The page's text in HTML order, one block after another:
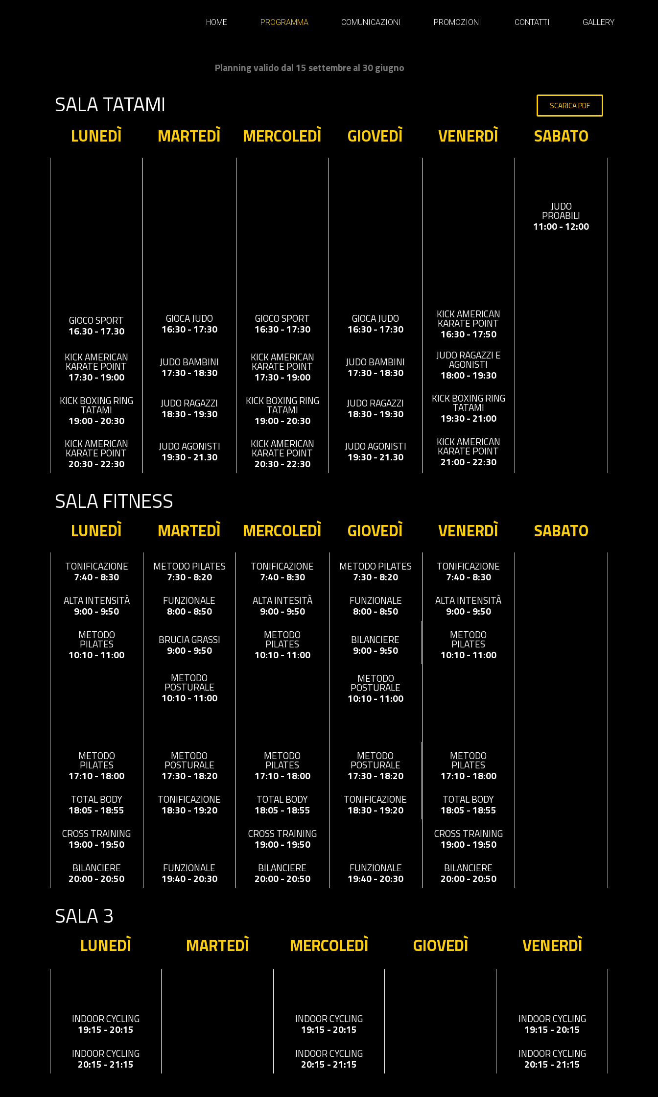
HOME PROGRAMMA COMUNICAZIONI PROMOZIONI CONTATTI GALLERY
Planning valido dal 15 settembre al 30 giugno
SALA TATAMI SCARICA PDF
LUNEDÌ MARTEDÌ MERCOLEDÌ GIOVEDÌ VENERDÌ SABATO
JUDO
PROABILI
11:00 - 12:00
GIOCO SPORT
16.30 - 17.30
GIOCA JUDO
16:30 - 17:30
GIOCO SPORT
16:30 - 17:30
GIOCA JUDO
16:30 - 17:30
KICK AMERICAN
KARATE POINT
16:30 - 17:50
KICK AMERICAN
KARATE POINT
17:30 - 19:00
JUDO BAMBINI
17:30 - 18:30
KICK AMERICAN
KARATE POINT
17:30 - 19:00
JUDO BAMBINI
17:30 - 18:30
JUDO RAGAZZI E
AGONISTI
18:00 - 19:30
KICK BOXING RING
TATAMI
19:00 - 20:30
JUDO RAGAZZI
18:30 - 19:30
KICK BOXING RING
TATAMI
19:00 - 20:30
JUDO RAGAZZI
18:30 - 19:30
KICK BOXING RING
TATAMI
19:30 - 21:00
KICK AMERICAN
KARATE POINT
20:30 - 22:30
JUDO AGONISTI
19:30 - 21.30
KICK AMERICAN
KARATE POINT
20:30 - 22:30
JUDO AGONISTI
19:30 - 21.30
KICK AMERICAN
KARATE POINT
21:00 - 22:30
SALA FITNESS
LUNEDÌ MARTEDÌ MERCOLEDÌ GIOVEDÌ VENERDÌ SABATO
TONIFICAZIONE
7:40 - 8:30
METODO PILATES
7:30 - 8:20
TONIFICAZIONE
7:40 - 8:30
METODO PILATES
7:30 - 8:20
TONIFICAZIONE
7:40 - 8:30
ALTA INTENSITÀ
9:00 - 9:50
FUNZIONALE
8:00 - 8:50
ALTA INTESITÀ
9:00 - 9:50
FUNZIONALE
8:00 - 8:50
ALTA INTENSITÀ
9:00 - 9:50
METODO
PILATES
10:10 - 11:00
BRUCIA GRASSI
9:00 - 9:50
METODO
PILATES
10:10 - 11:00
BILANCIERE
9:00 - 9:50
METODO
PILATES
10:10 - 11:00
METODO
POSTURALE
10:10 - 11:00
METODO
POSTURALE
10:10 - 11:00
METODO
PILATES
17:10 - 18:00
METODO
POSTURALE
17:30 - 18:20
METODO
PILATES
17:10 - 18:00
METODO
POSTURALE
17:30 - 18:20
METODO
PILATES
17:10 - 18:00
TOTAL BODY
18:05 - 18:55
TONIFICAZIONE
18:30 - 19:20
TOTAL BODY
18:05 - 18:55
TONIFICAZIONE
18:30 - 19:20
TOTAL BODY
18:05 - 18:55
CROSS TRAINING
19:00 - 19:50
CROSS TRAINING
19:00 - 19:50
CROSS TRAINING
19:00 - 19:50
BILANCIERE
20:00 - 20:50
FUNZIONALE
19:40 - 20:30
BILANCIERE
20:00 - 20:50
FUNZIONALE
19:40 - 20:30
BILANCIERE
20:00 - 20:50
SALA 3
LUNEDÌ MARTEDÌ MERCOLEDÌ GIOVEDÌ VENERDÌ
INDOOR CYCLING
19:15 - 20:15
INDOOR CYCLING
19:15 - 20:15
INDOOR CYCLING
19:15 - 20:15
INDOOR CYCLING
20:15 - 21:15
INDOOR CYCLING
20:15 - 21:15
INDOOR CYCLING
20:15 - 21:15